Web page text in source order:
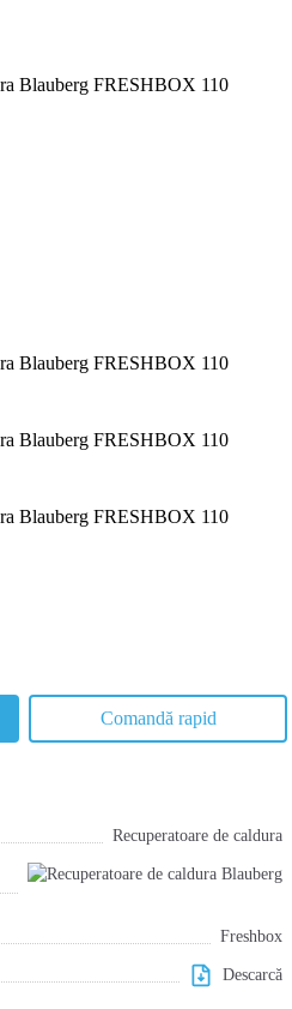
Comandă rapid
Recuperatoare de caldura
Freshbox
Descarcă